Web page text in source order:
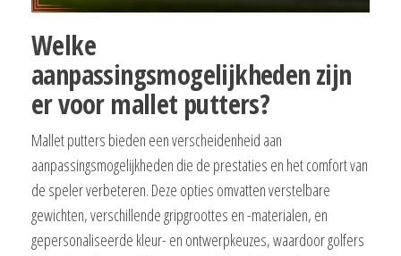
Welke
aanpassingsmogelijkheden zijn
er voor mallet putters?
Mallet putters bieden een verscheidenheid aan
aanpassingsmogelijkheden die de prestaties en het comfort van
de speler verbeteren. Deze opties omvatten verstelbare
gewichten, verschillende gripgroottes en -materialen, en
gepersonaliseerde kleur- en ontwerpkeuzes, waardoor golfers